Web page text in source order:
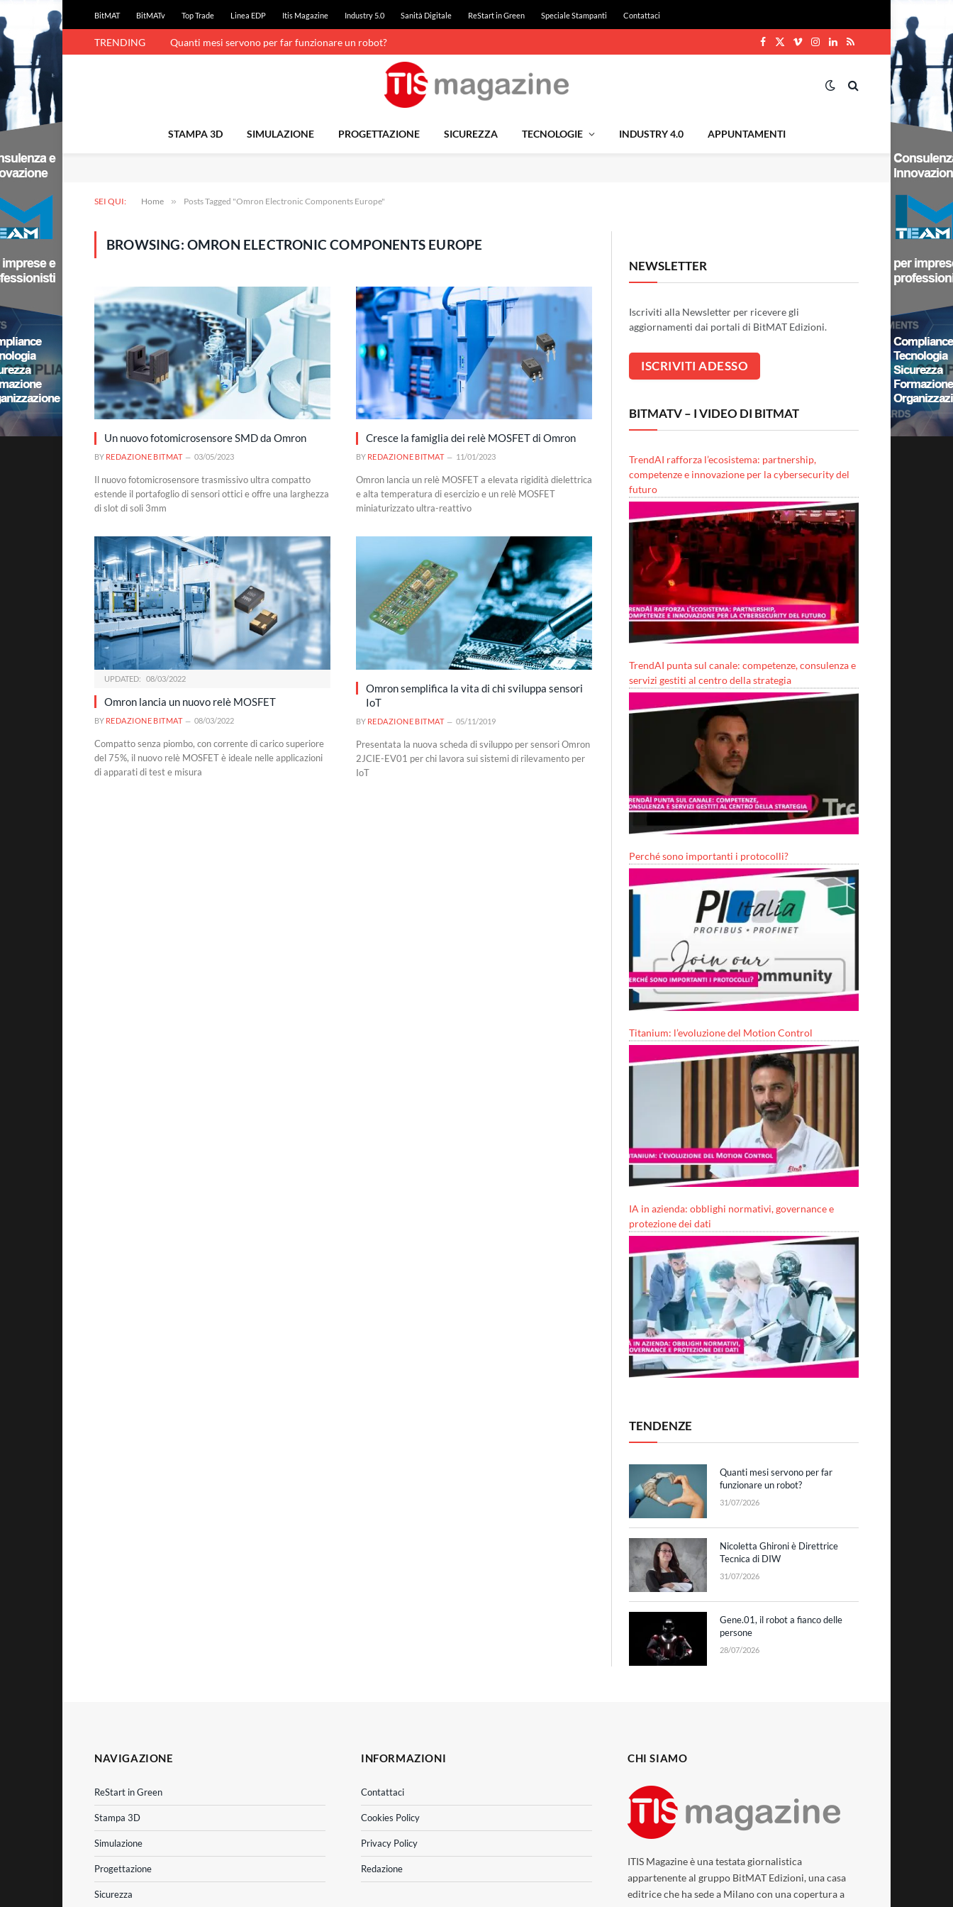
BitMAT BitMATv Top Trade Linea EDP Itis Magazine Industry 5.0 Sanità Digitale ReStart in Green Speciale Stampanti Contattaci
TRENDING Quanti mesi servono per far funzionare un robot?
Facebook
X
VimeoInstagram
LinkedIn
RSS
STAMPA 3D SIMULAZIONE PROGETTAZIONE SICUREZZA TECNOLOGIE INDUSTRY 4.0 APPUNTAMENTI
SEI QUI: Home » Posts Tagged "Omron Electronic Components Europe"
BROWSING: OMRON ELECTRONIC COMPONENTS EUROPE
Un nuovo fotomicrosensore SMD da Omron
BY REDAZIONE BITMAT 03/05/2023
Il nuovo fotomicrosensore trasmissivo ultra compatto
estende il portafoglio di sensori ottici e offre una larghezza
di slot di soli 3mm
Cresce la famiglia dei relè MOSFET di Omron
BY REDAZIONE BITMAT 11/01/2023
Omron lancia un relè MOSFET a elevata rigidità dielettrica
e alta temperatura di esercizio e un relè MOSFET
miniaturizzato ultra-reattivo
UPDATED: 08/03/2022
Omron lancia un nuovo relè MOSFET
BY REDAZIONE BITMAT 08/03/2022
Compatto senza piombo, con corrente di carico superiore
del 75%, il nuovo relè MOSFET è ideale nelle applicazioni
di apparati di test e misura
Omron semplifica la vita di chi sviluppa sensori
IoT
BY REDAZIONE BITMAT 05/11/2019
Presentata la nuova scheda di sviluppo per sensori Omron
2JCIE-EV01 per chi lavora sui sistemi di rilevamento per
IoT
NEWSLETTER
Iscriviti alla Newsletter per ricevere gli
aggiornamenti dai portali di BitMAT Edizioni.
BITMATV – I VIDEO DI BITMAT
TrendAI rafforza l’ecosistema: partnership,
competenze e innovazione per la cybersecurity del
futuro
TrendAI punta sul canale: competenze, consulenza e
servizi gestiti al centro della strategia
Perché sono importanti i protocolli?
Titanium: l’evoluzione del Motion Control
IA in azienda: obblighi normativi, governance e
protezione dei dati
TENDENZE
Quanti mesi servono per far
funzionare un robot?
31/07/2026
Nicoletta Ghironi è Direttrice
Tecnica di DIW
31/07/2026
Gene.01, il robot a fianco delle
persone
28/07/2026
NAVIGAZIONE
ReStart in Green
Stampa 3D
Simulazione
Progettazione
Sicurezza
INFORMAZIONI
Contattaci
Cookies Policy
Privacy Policy
Redazione
CHI SIAMO
ITIS Magazine è una testata giornalistica
appartenente al gruppo BitMAT Edizioni, una casa
editrice che ha sede a Milano con una copertura a